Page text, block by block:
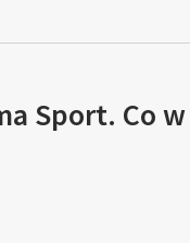
Sport. Co w